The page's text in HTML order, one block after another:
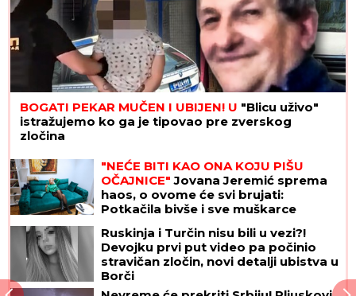
BOGATI PEKAR MUČEN I UBIJEN! U "Blicu uživo"
istražujemo ko ga je tipovao pre zverskog
zločina
"NEĆE BITI KAO ONA KOJU PIŠU
OČAJNICE" Jovana Jeremić sprema
haos, o ovome će svi brujati:
Potkačila bivše i sve muškarce
Ruskinja i Turčin nisu bili u vezi?!
Devojku prvi put video pa počinio
stravičan zločin, novi detalji ubistva u
Borči